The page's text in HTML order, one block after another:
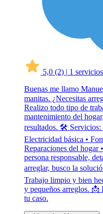
5,0 (2) | 1 servicios
Buenas me llamo
manitas. ¿Necesitas
Realizo todo tipo de
mantenimiento del
resultados. 🛠 Servicios:
Electricidad básica •
Reparaciones del hogar
persona responsable,
arreglar, busco la
Trabajo limpio y bien
y pequeños arreglos. 📩
tu caso.